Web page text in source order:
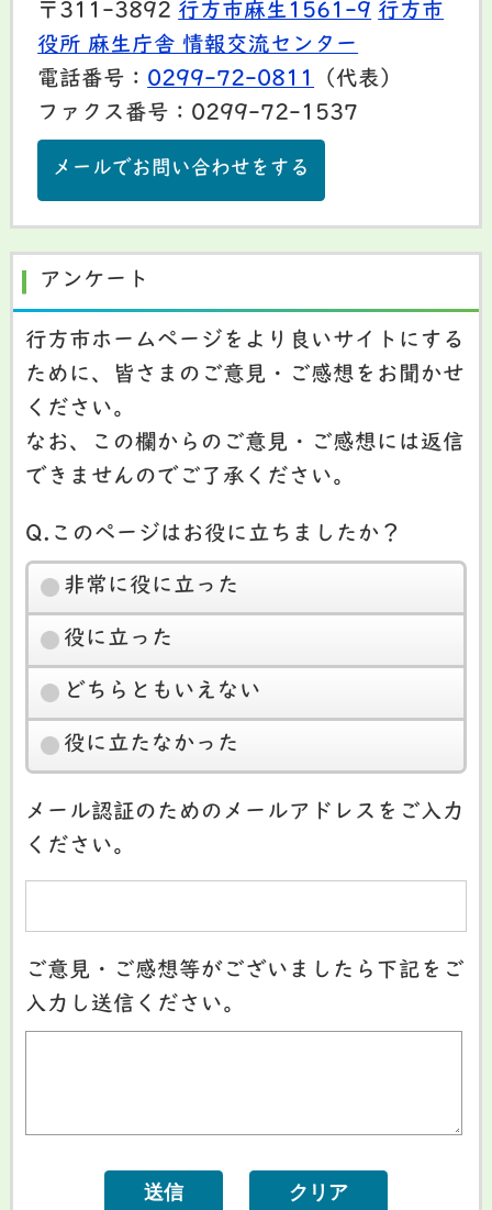
〒311-3892 行方市麻生1561-9 行方市
役所 麻生庁舎 情報交流センター
電話番号： 0299-72-0811
（代表）
ファクス番号：0299-72-1537
メールでお問い合わせをする
アンケート
行方市ホームページをより良いサイトにする
ために、皆さまのご意見・ご感想をお聞かせ
ください。
なお、この欄からのご意見・ご感想には返信
できませんのでご了承ください。
Q.このページはお役に立ちましたか？
非常に役に立った
役に立った
どちらともいえない
役に立たなかった
メール認証のためのメールアドレスをご入力
ください。
ご意見・ご感想等がございましたら下記をご
入力し送信ください。